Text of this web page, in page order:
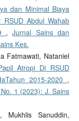
dan Minimal Biaya
Abdul Wahab
,Jurnal Sains dan
Kes.
Fatmawati, Nataniel
Atropi Di RSUD
2015-2020 ,
1 (2023): J. Sains
Mukhlis Sanuddin,